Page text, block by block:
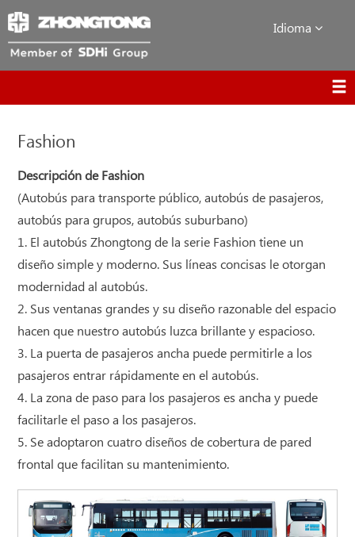
Idioma
Fashion
Descripción de Fashion
(Autobús para transporte público, autobús de pasajeros,
autobús para grupos, autobús suburbano)
1. El autobús Zhongtong de la serie Fashion tiene un
diseño simple y moderno. Sus líneas concisas le otorgan
modernidad al autobús.
2. Sus ventanas grandes y su diseño razonable del espacio
hacen que nuestro autobús luzca brillante y espacioso.
3. La puerta de pasajeros ancha puede permitirle a los
pasajeros entrar rápidamente en el autobús.
4. La zona de paso para los pasajeros es ancha y puede
facilitarle el paso a los pasajeros.
5. Se adoptaron cuatro diseños de cobertura de pared
frontal que facilitan su mantenimiento.